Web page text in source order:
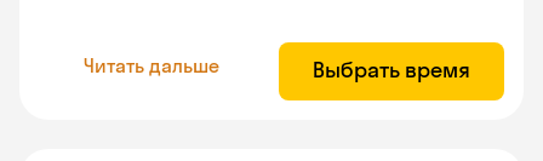
Читать дальше Выбрать время